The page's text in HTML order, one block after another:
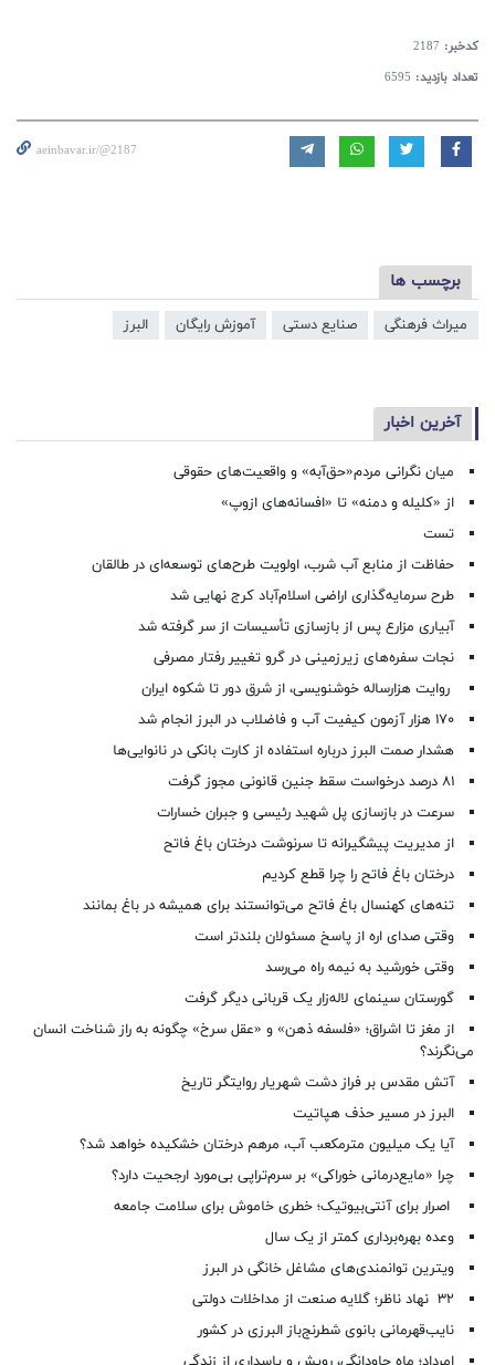
کدخبر: 2187
تعداد بازدید: 6595
aeinbavar.ir/@2187
برچسب ها
میراث فرهنگی صنایع دستی آموزش رایگان البرز
آخرین اخبار
میان نگرانی مردم«حق‌آبه» و واقعیت‌های حقوقی
از «کلیله و دمنه» تا «افسانه‌های ازوپ»
تست
حفاظت از منابع آب شرب، اولویت طرح‌های توسعه‌ای در طالقان
طرح سرمایه‌گذاری اراضی اسلام‌آباد کرج نهایی شد
آبیاری مزارع پس از بازسازی تأسیسات از سر گرفته شد
نجات سفره‌های زیرزمینی در گرو تغییر رفتار مصرفی
روایت هزارساله خوشنویسی، از شرق دور تا شکوه ایران
۱۷۰ هزار آزمون کیفیت آب و فاضلاب در البرز انجام شد
هشدار صمت البرز درباره استفاده از کارت بانکی در نانوایی‌ها
۸۱ درصد درخواست‌ سقط جنین قانونی مجوز گرفت
سرعت در بازسازی پل شهید رئیسی و جبران خسارات
از مدیریت پیشگیرانه تا سرنوشت درختان باغ فاتح
درختان باغ فاتح را چرا قطع کردیم
تنه‌های کهنسال باغ فاتح می‌توانستند برای همیشه در باغ بمانند
وقتی صدای اره از پاسخ مسئولان بلندتر است
وقتی خورشید به نیمه راه می‌رسد
گورستان سینمای لاله‌زار یک قربانی دیگر گرفت
از مغز تا اشراق؛ «فلسفه ذهن» و «عقل سرخ» چگونه به راز شناخت انسان
می‌نگرند؟
آتش مقدس بر فراز دشت شهریار روایتگر تاریخ
البرز در مسیر حذف هپاتیت
آیا یک میلیون مترمکعب آب، مرهم درختان خشکیده خواهد شد؟
چرا «مایع‌درمانی خوراکی» بر سرم‌تراپی بی‌مورد ارجحیت دارد؟
اصرار برای آنتی‌بیوتیک؛ خطری خاموش برای سلامت جامعه
وعده بهره‌برداری کمتر از یک سال
ویترین توانمندی‌های مشاغل خانگی در البرز
۳۲ نهاد ناظر؛ گلایه صنعت از مداخلات دولتی
نایب‌قهرمانی بانوی شطرنج‌باز البرزی در کشور